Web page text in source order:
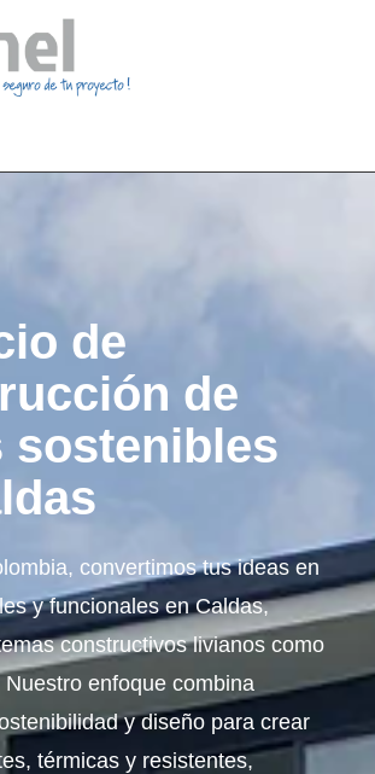
de
de
sostenibles
convertimos tus ideas en
y funcionales en Caldas,
constructivos livianos como
enfoque combina
y diseño para crear
térmicas y resistentes,